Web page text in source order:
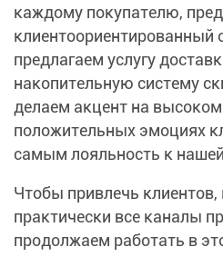
каждому покупателю,
клиентоориентированный
предлагаем услугу
накопительную систему
делаем акцент на высоком
положительных эмоциях
самым лояльность к
Чтобы привлечь
практически все каналы
продолжаем работать в